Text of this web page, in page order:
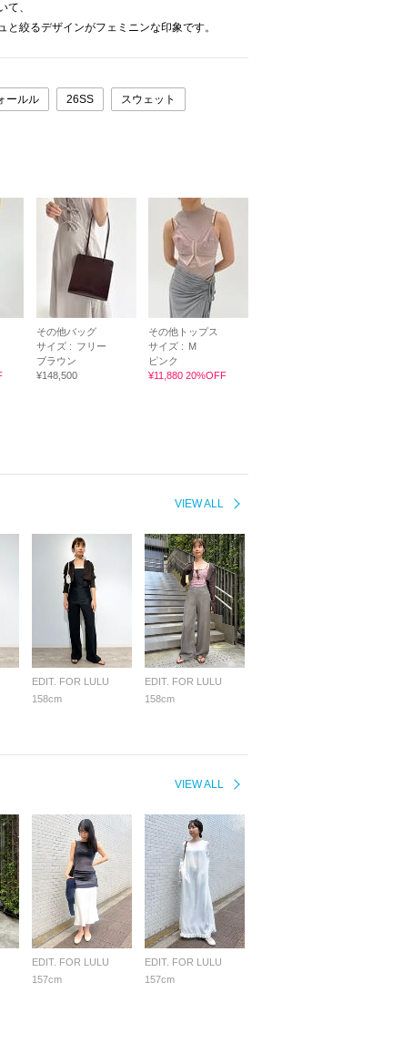
て、
絞るデザインがフェミニンな印象です。
ールル 26SS スウェット
その他バッグ
サイズ : フリー
ブラウン
¥148,500
その他トップス
サイズ : M
ピンク
¥11,880 20%OFF
VIEW ALL
EDIT. FOR LULU
158cm
EDIT. FOR LULU
158cm
VIEW ALL
EDIT. FOR LULU
157cm
EDIT. FOR LULU
157cm